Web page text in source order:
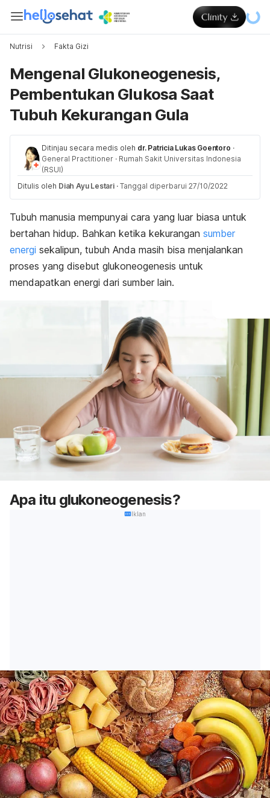
Nutrisi Fakta Gizi
Mengenal Glukoneogenesis,
Pembentukan Glukosa Saat
Tubuh Kekurangan Gula
Ditinjau secara medis oleh dr. Patricia Lukas Goentoro ·
General Practitioner · Rumah Sakit Universitas Indonesia
(RSUI)
Ditulis oleh Diah Ayu Lestari · Tanggal diperbarui 27/10/2022
Tubuh manusia mempunyai cara yang luar biasa untuk
bertahan hidup. Bahkan ketika kekurangan sumber
energi sekalipun, tubuh Anda masih bisa menjalankan
proses yang disebut glukoneogenesis untuk
mendapatkan energi dari sumber lain.
Apa itu glukoneogenesis?
Iklan